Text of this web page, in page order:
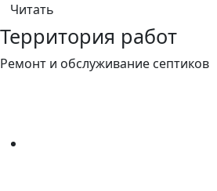
Читать
Территория работ
Ремонт и обслуживание септиков